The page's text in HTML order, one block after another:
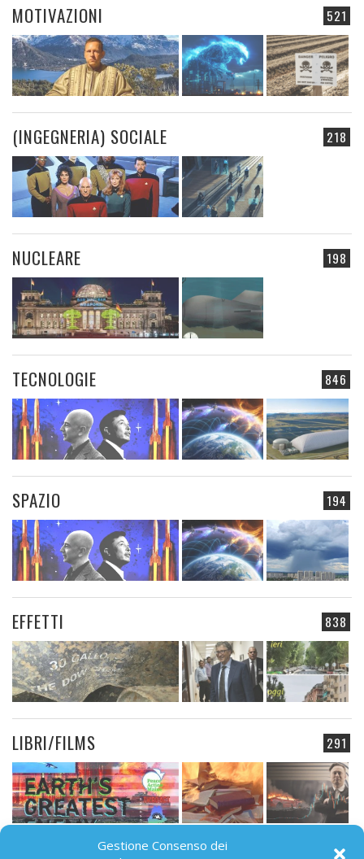
Gestione Consenso dei
521
MOTIVAZIONI
218
(INGEGNERIA) SOCIALE
198
NUCLEARE
846
TECNOLOGIE
194
SPAZIO
838
EFFETTI
291
LIBRI/FILMS